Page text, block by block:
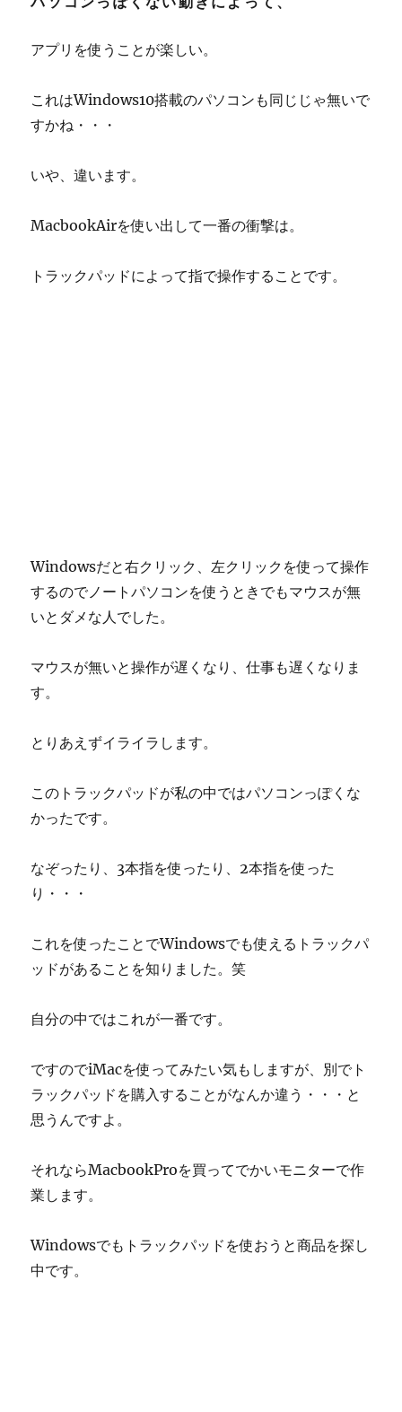
アプリを使うことが楽しい。
これはWindows10搭載のパソコンも同じじゃ無いで
すかね・・・
いや、違います。
MacbookAirを使い出して一番の衝撃は。
トラックパッドによって指で操作することです。
Windowsだと右クリック、左クリックを使って操作
するのでノートパソコンを使うときでもマウスが無
いとダメな人でした。
マウスが無いと操作が遅くなり、仕事も遅くなりま
す。
とりあえずイライラします。
このトラックパッドが私の中ではパソコンっぽくな
かったです。
なぞったり、3本指を使ったり、2本指を使った
り・・・
これを使ったことでWindowsでも使えるトラックパ
ッドがあることを知りました。笑
自分の中ではこれが一番です。
ですのでiMacを使ってみたい気もしますが、別でト
ラックパッドを購入することがなんか違う・・・と
思うんですよ。
それならMacbookProを買ってでかいモニターで作
業します。
Windowsでもトラックパッドを使おうと商品を探し
中です。